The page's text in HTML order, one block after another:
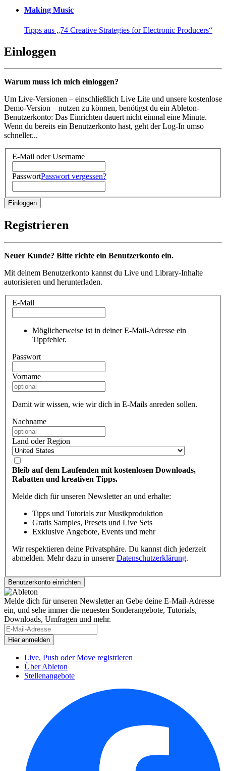
Making Music
Tipps aus „74 Creative Strategies for Electronic Producers“
Einloggen
Warum muss ich mich einloggen?
Um Live-Versionen – einschließlich Live Lite und unsere kostenlose
Demo-Version – nutzen zu können, benötigst du ein Ableton-
Benutzerkonto: Das Einrichten dauert nicht einmal eine Minute.
Wenn du bereits ein Benutzerkonto hast, geht der Log-In umso
schneller...
E-Mail oder Username
PasswortPasswort vergessen?
Registrieren
Neuer Kunde? Bitte richte ein Benutzerkonto ein.
Mit deinem Benutzerkonto kannst du Live und Library-Inhalte
autorisieren und herunterladen.
E-Mail
Möglicherweise ist in deiner E-Mail-Adresse ein
Tippfehler.
Passwort
Vorname
Damit wir wissen, wie wir dich in E-Mails anreden sollen.
Nachname
Land oder Region
Bleib auf dem Laufenden mit kostenlosen Downloads,
Rabatten und kreativen Tipps.
Melde dich für unseren Newsletter an und erhalte:
Tipps und Tutorials zur Musikproduktion
Gratis Samples, Presets und Live Sets
Exklusive Angebote, Events und mehr
Wir respektieren deine Privatsphäre. Du kannst dich jederzeit
abmelden. Mehr dazu in unsererDatenschutzerklärung.
Melde dich für unseren Newsletter an Gebe deine E-Mail-Adresse
ein, und sehe immer die neuesten Sonderangebote, Tutorials,
Downloads, Umfragen und mehr.
Live, Push oder Move registrieren
Über Ableton
Stellenangebote